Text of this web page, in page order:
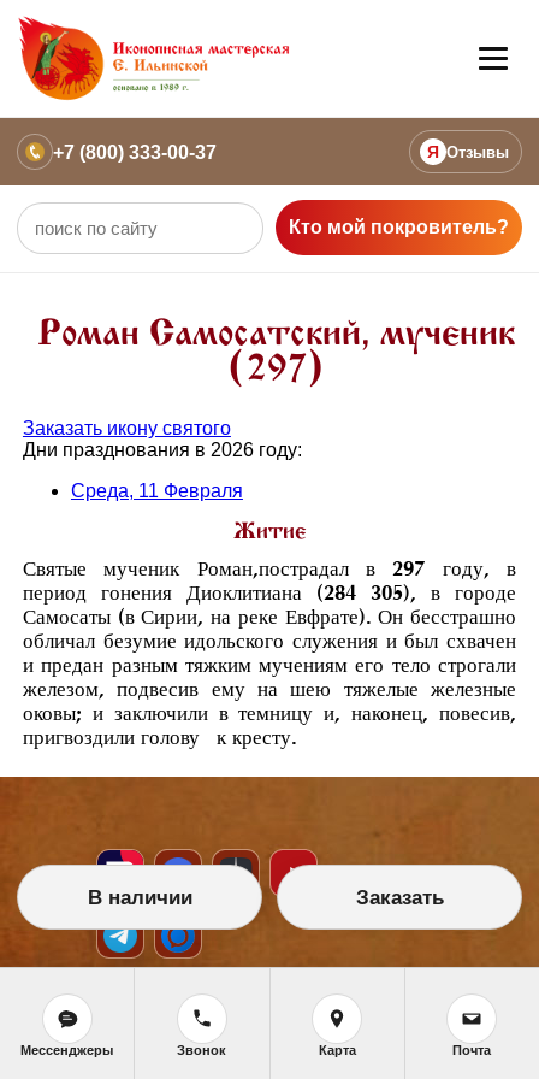
+7 (800) 333-00-37 Я Отзывы
Кто мой покровитель?
Роман Самосатский, мученик
(297)
Заказать икону святого
Дни празднования в 2026 году:
Среда, 11 Февраля
Житие
Святые мученик Роман,пострадал в 297 году, в
период гонения Диоклитиана (284 305), в городе
Самосаты (в Сирии, на реке Евфрате). Он бесстрашно
обличал безумие идольского служения и был схвачен
и предан разным тяжким мучениям его тело строгали
железом, подвесив ему на шею тяжелые железные
оковы; и заключили в темницу и, наконец, повесив,
пригвоздили голову к кресту.
НАШИ УСЛУГИ
В наличии Заказать
Мессенджеры Звонок Карта Почта